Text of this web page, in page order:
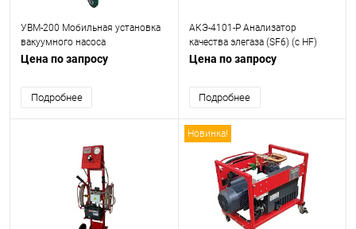
УВМ-200 Мобильная установка
вакуумного насоса
Цена по запросу
Подробнее
АКЭ-4101-Р Анализатор
качества элегаза (SF6) (с HF)
Цена по запросу
Подробнее
Новинка!